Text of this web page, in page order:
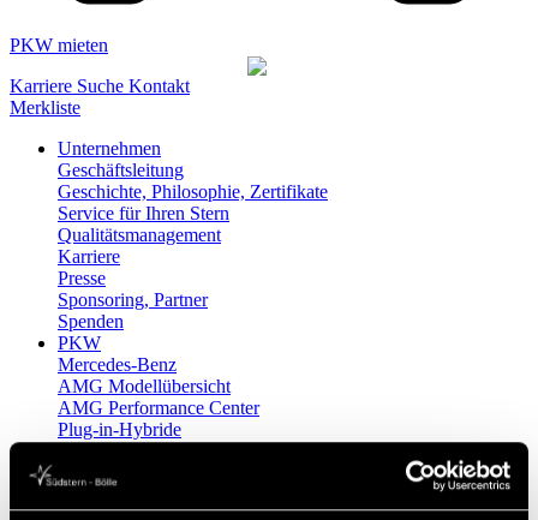
PKW mieten
Karriere Suche Kontakt
Merkliste
Unternehmen
Geschäftsleitung
Geschichte, Philosophie, Zertifikate
Service für Ihren Stern
Qualitätsmanagement
Karriere
Presse
Sponsoring, Partner
Spenden
PKW
Mercedes-Benz
AMG Modellübersicht
AMG Performance Center
Plug-in-Hybride
smart TUI Edition